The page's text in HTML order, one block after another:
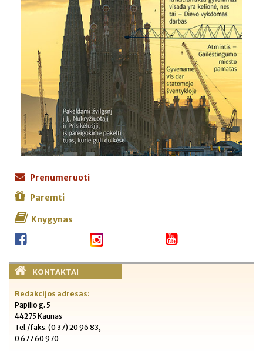
Prenumeruoti
Paremti
Knygynas
KONTAKTAI
Redakcijos adresas:
Papilio g. 5
44275 Kaunas
Tel./faks. (0 37) 20 96 83,
0 677 60 970